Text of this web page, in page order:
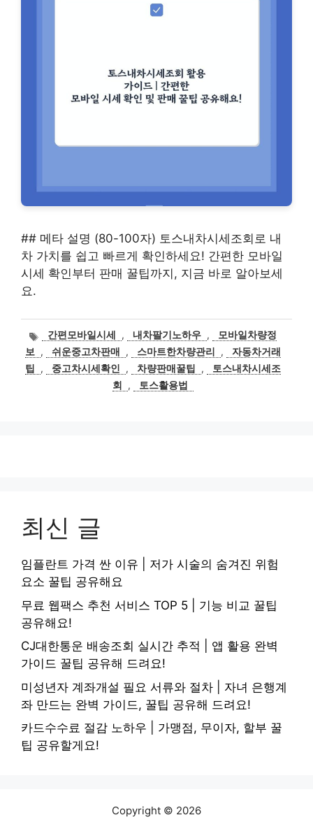
## 메타 설명 (80-100자) 토스내차시세조회로 내
차 가치를 쉽고 빠르게 확인하세요! 간편한 모바일
시세 확인부터 판매 꿀팁까지, 지금 바로 알아보세
요.
태간편모바일시세 , 내차팔기노하우 ,
모바일차량정
보
, 쉬운중고차판매 , 스마트한차량관리 ,
자동차거래
팁
, 중고차시세확인 , 차량판매꿀팁 ,
토스내차시세조
회
, 토스활용법
최신 글
임플란트 가격 싼 이유 | 저가 시술의 숨겨진 위험
요소 꿀팁 공유해요
무료 웹팩스 추천 서비스 TOP 5 | 기능 비교 꿀팁
공유해요!
CJ대한통운 배송조회 실시간 추적 | 앱 활용 완벽
가이드 꿀팁 공유해 드려요!
미성년자 계좌개설 필요 서류와 절차 | 자녀 은행계
좌 만드는 완벽 가이드, 꿀팁 공유해 드려요!
카드수수료 절감 노하우 | 가맹점, 무이자, 할부 꿀
팁 공유할게요!
Copyright © 2026